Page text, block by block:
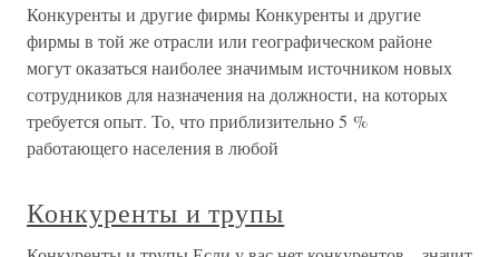
Конкуренты и другие фирмы Конкуренты и другие
фирмы в той же отрасли или географическом районе
могут оказаться наиболее значимым источником новых
сотрудников для назначения на должности, на которых
требуется опыт. То, что приблизительно 5 %
работающего населения в любой
Конкуренты и трупы